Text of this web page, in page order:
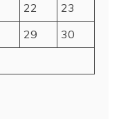
22
23
29
30